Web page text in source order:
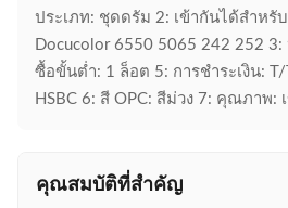
ประเภท: ชุดดรัม 2: เข้ากันได้สำหรั
Docucolor 6550 5065 242 252
ซื้อขั้นต่ำ: 1 ล็อต 5: การชำระเงิน:
HSBC 6: สี OPC: สีม่วง 7: คุณภาพ:
คุณสมบัติที่สำคัญ